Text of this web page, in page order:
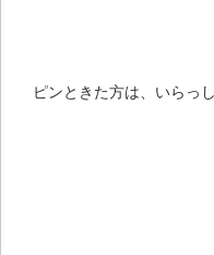
ピンときた方は、いらっ